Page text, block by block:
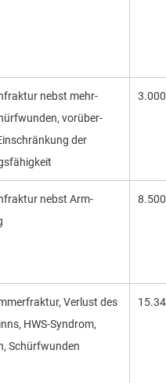
nebst mehr­
vorüber­
der
nebst Arm­
Verlust des
HWS-Syndrom,
Schürf­wunden